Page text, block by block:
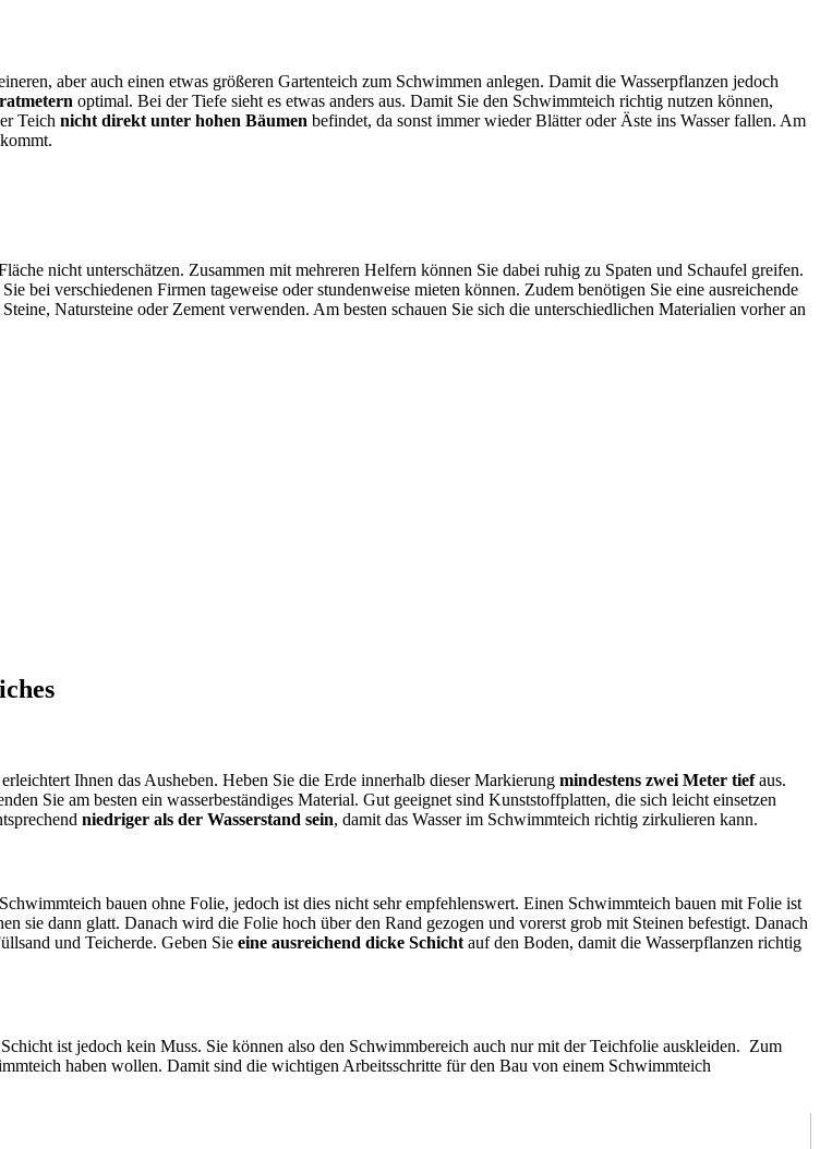
aber auch einen etwas größeren Gartenteich zum Schwimmen anlegen. Damit die Wasserpflanzen jedoch
optimal. Bei der Tiefe sieht es etwas anders aus. Damit Sie den Schwimmteich richtig nutzen können,
Teich nicht direkt unter hohen Bäumen befindet, da sonst immer wieder Blätter oder Äste ins Wasser fallen. Am
nicht unterschätzen. Zusammen mit mehreren Helfern können Sie dabei ruhig zu Spaten und Schaufel greifen.
Sie bei verschiedenen Firmen tageweise oder stundenweise mieten können. Zudem benötigen Sie eine ausreichende
Natursteine oder Zement verwenden. Am besten schauen Sie sich die unterschiedlichen Materialien vorher an
Ihnen das Ausheben. Heben Sie die Erde innerhalb dieser Markierung mindestens zwei Meter tiefaus.
Sie am besten ein wasserbeständiges Material. Gut geeignet sind Kunststoffplatten, die sich leicht einsetzen
niedriger als der Wasserstand sein, damit das Wasser im Schwimmteich richtig zirkulieren kann.
bauen ohne Folie, jedoch ist dies nicht sehr empfehlenswert. Einen Schwimmteich bauen mit Folie ist
sie dann glatt. Danach wird die Folie hoch über den Rand gezogen und vorerst grob mit Steinen befestigt. Danach
und Teicherde. Geben Sie eine ausreichend dicke Schicht auf den Boden, damit die Wasserpflanzen richtig
ist jedoch kein Muss. Sie können also den Schwimmbereich auch nur mit der Teichfolie auskleiden. Zum
haben wollen. Damit sind die wichtigen Arbeitsschritte für den Bau von einem Schwimmteich